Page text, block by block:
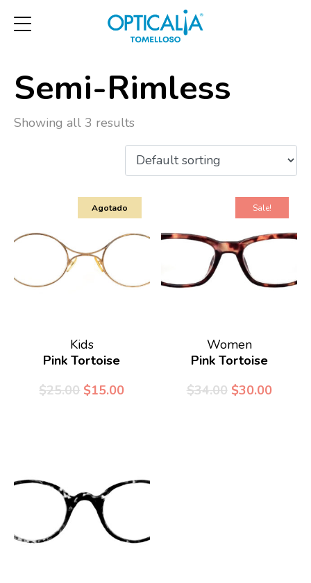
Semi-Rimless
Showing all 3 results
Agotado
Kids
Pink Tortoise
$25.00 $15.00
Sale!
Women
Pink Tortoise
$34.00 $30.00